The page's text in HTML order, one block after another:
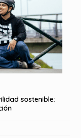
sostenible: